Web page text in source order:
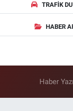
TRAFIK
HABER
Haber